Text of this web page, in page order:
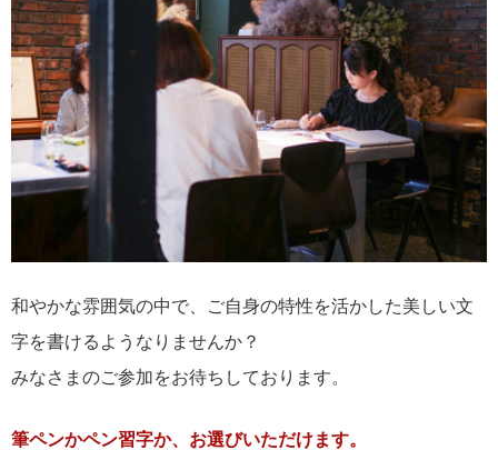
和やかな雰囲気の中で、ご自身の特性を活かした美しい文
字を書けるようなりませんか？
みなさまのご参加をお待ちしております。
筆ペンかペン習字か、お選びいただけます。